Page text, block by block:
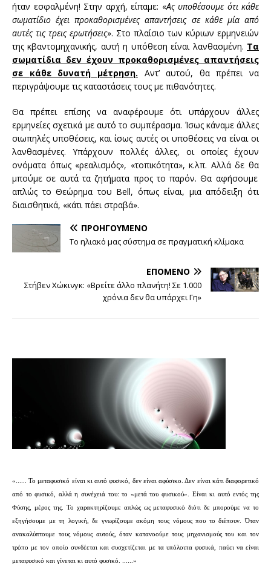
ήταν εσφαλμένη! Στην αρχή, είπαμε: «Ας υποθέσουμε ότι κάθε
σωματίδιο έχει προκαθορισμένες απαντήσεις σε κάθε μία από
αυτές τις τρεις ερωτήσεις». Στο πλαίσιο των κύριων ερμηνειών
της κβαντομηχανικής, αυτή η υπόθεση είναι λανθασμένη. Τα
σωματίδια δεν έχουν προκαθορισμένες απαντήσεις
σε
κάθε δυνατή μέτρηση. Αντ’ αυτού,
θα πρέπει να
περιγράψουμε τις καταστάσεις τους με πιθανότητες.
Θα πρέπει επίσης να αναφέρουμε ότι
υπάρχουν άλλες
ερμηνείες σχετικά με αυτό το συμπέρασμα. Ίσως κάναμε άλλες
σιωπηλές υποθέσεις, και ίσως αυτές οι υποθέσειςνα είναι οι
λανθασμένες. Υπάρχουν πολλές άλλες,
οι οποίες έχουν
ονόματα όπως «ρεαλισμός», «τοπικότητα», κ.λπ. Αλλά δε θα
μπούμε σε αυτά τα ζητήματα προς το παρόν.Θα αφήσουμε
απλώς το Θεώρημα του Bell, όπως είναι, μια απόδειξη ότι
διαισθητικά, «κάτι πάει στραβά».
ΠΡΟΗΓΟΎΜΕΝΟ
Το ηλιακό μας σύστημα σε πραγματική κλίμακα
ΕΠΌΜΕΝΟ
Στήβεν Χώκινγκ: «Βρείτε άλλο πλανήτη! Σε 1.000
χρόνια δεν θα υπάρχει Γη»
«...... Το μεταφυσικό είναι κι αυτό φυσικό, δεν είναι αφύσικο. Δεν είναι κάτι διαφορετικό
από το φυσικό, αλλά η συνέχειά του: το «μετά του φυσικού». Είναι κι αυτό εντός της
Φύσης, μέρος της. Το χαρακτηρίζουμε απλώς ως μεταφυσικό διότι δε μπορούμε να το
εξηγήσουμε με τη λογική, δε γνωρίζουμε ακόμη τους νόμους που το διέπουν. Όταν
ανακαλύπτουμε τους νόμους αυτούς, όταν κατανοούμε τους μηχανισμούς του και τον
τρόπο με τον οποίο συνδέεται και συσχετίζεται με τα υπόλοιπα φυσικά, παύει να είναι
μεταφυσικό και γίνεται κι αυτό φυσικό. ......»